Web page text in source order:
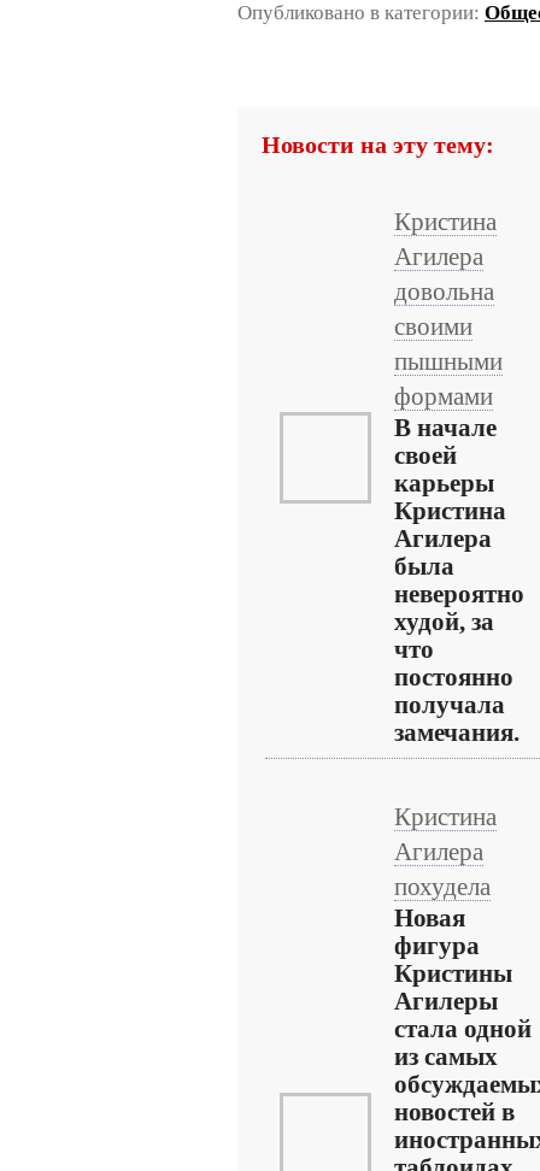
Опубликовано в категории:
Новости на эту тему:
Кристина
Агилера
довольна
своими
пышными
формами
В начале
своей
карьеры
Кристина
Агилера
была
невероятно
худой, за
что
постоянно
получала
замечания.
Кристина
Агилера
похудела
Новая
фигура
Кристины
Агилеры
стала одной
из самых
новостей в